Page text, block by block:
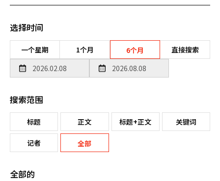
选择时间
一个星期 1个月 6个月 直接搜索
搜索范围
标题 正文 标题+正文 关键词
记者 全部
全部的